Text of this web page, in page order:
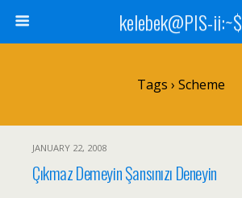
kelebek@PIS-ii:~$
Tags › Scheme
JANUARY 22, 2008
Çıkmaz Demeyin Şansınızı Deneyin